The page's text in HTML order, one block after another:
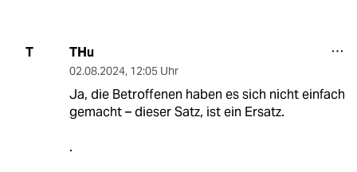
T THu
02.08.2024, 12:05 Uhr
Ja, die Betroffenen haben es sich nicht einfach
gemacht – dieser Satz, ist ein Ersatz.
.